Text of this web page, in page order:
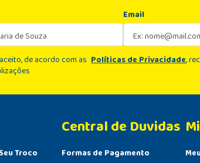
Email
de acordo com as Políticas de Privacidade,
Troco
Central de Duvidas
Formas de Pagamento